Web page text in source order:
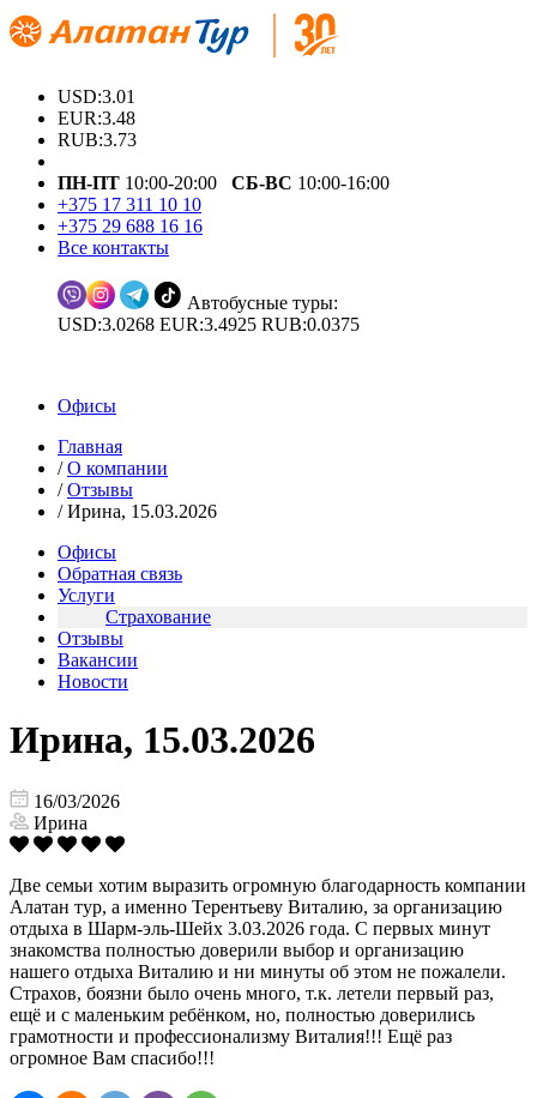
USD:3.01
EUR:3.48
RUB:3.73
ПН-ПТ 10:00-20:00 СБ-ВС 10:00-16:00
+375 17 311 10 10
+375 29 688 16 16
Все контакты
Автобусные туры:
USD:3.0268 EUR:3.4925 RUB:0.0375
Офисы
Главная
/О компании
/Отзывы
/Ирина, 15.03.2026
Офисы
Обратная связь
Услуги
Страхование
Отзывы
Вакансии
Новости
Ирина, 15.03.2026
16/03/2026
Ирина
Две семьи хотим выразить огромную благодарность компании
Алатан тур, а именно Терентьеву Виталию, за организацию
отдыха в Шарм-эль-Шейх 3.03.2026 года. С первых минут
знакомства полностью доверили выбор и организацию
нашего отдыха Виталию и ни минуты об этом не пожалели.
Страхов, боязни было очень много, т.к. летели первый раз,
ещё и с маленьким ребёнком, но, полностью доверились
грамотности и профессионализму Виталия!!! Ещё раз
огромное Вам спасибо!!!